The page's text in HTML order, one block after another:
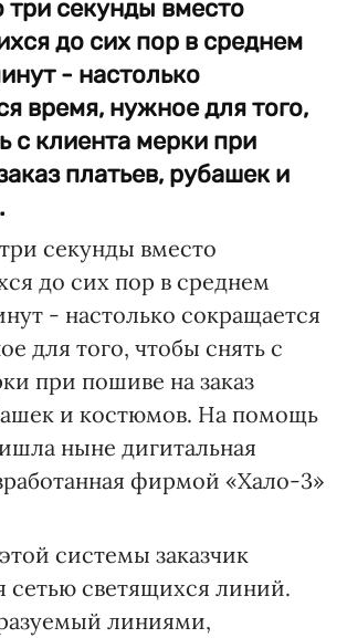
три секунды вместо
до сих пор в среднем
- настолько
время, нужное для того,
с клиента мерки при
платьев, рубашек и
секунды вместо
до сих пор в среднем
- настолько сокращается
для того, чтобы снять с
при пошиве на заказ
и костюмов. На помощь
ныне дигитальная
фирмой «Хало-3»
системы заказчик
сетью светящихся линий.
линиями,